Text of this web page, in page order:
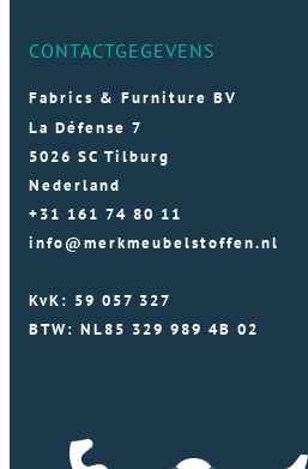
CONTACTGEGEVENS
Fabrics & Furniture BV
La Défense 7
5026 SC Tilburg
Nederland
+31 161 74 80 11
info@merkmeubelstoffen.nl
KvK: 59 057 327
BTW: NL85 329 989 4B 02